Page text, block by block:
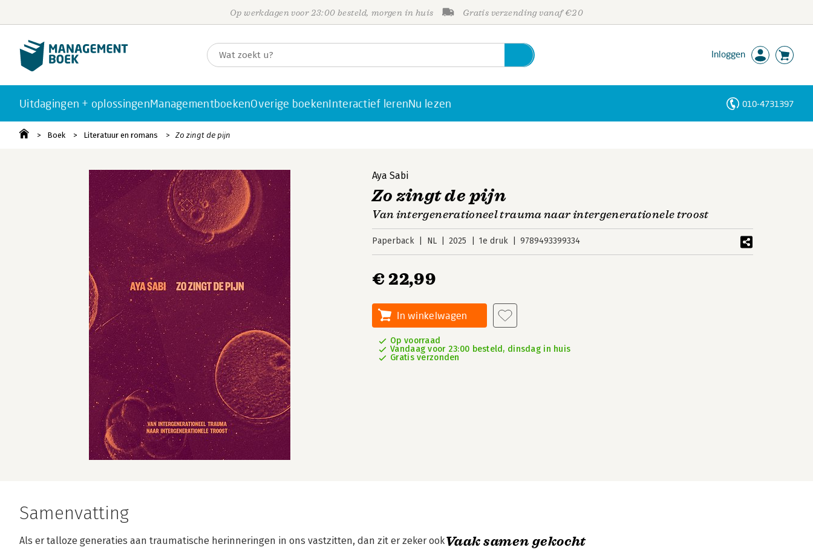
Op werkdagen voor 23:00 besteld, morgen in huis Gratis verzending vanaf €20
Inloggen
Uitdagingen + oplossingenManagementboekenOverige boekenInteractief lerenNu lezen 010-4731397
Boek Literatuur en romans Zo zingt de pijn
Aya Sabi
Zo zingt de pijn
Van intergenerationeel trauma naar intergenerationele troost
Paperback NL 2025 1e druk 9789493399334
€ 22,99
In winkelwagen
Op voorraad
Vandaag voor 23:00 besteld, dinsdag in huis
Gratis verzonden
Samenvatting
Als er talloze generaties aan traumatische herinneringen in ons vastzitten, dan zit er zeker ookVaak samen gekocht
Personen